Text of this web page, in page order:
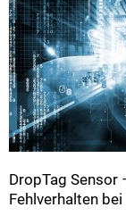
DropTag
Fehlverhalten